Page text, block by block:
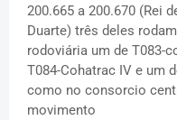
200.665 a 200.670 (Rei
Duarte) três deles
rodoviária um de T083-
T084-Cohatrac IV e um
como no consorcio
movimento